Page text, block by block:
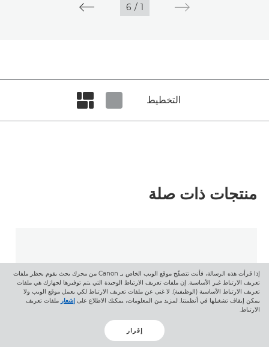
1
/
6
التخطيط
منتجات ذات صلة
إذا قرأت هذه الرسالة، فأنت تتصفّح موقع الويب الخاص بـ Canon من محرك بحث يقوم بحظر ملفات
تعريف الارتباط غير الأساسية. إن ملفات تعريف الارتباط الوحيدة التي يتم توفيرها لجهازك هي ملفات
تعريف الارتباط الأساسية (الوظيفية). لا غنى عن ملفات تعريف الارتباط لكي يعمل موقع الويب ولا
يمكن إيقاف تشغيلها في أنظمتنا. لمزيد من المعلومات، يمكنك الاطلاع على إشعار ملفات تعريف
الارتباط.
إقرار